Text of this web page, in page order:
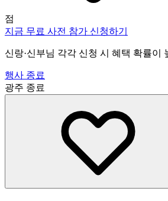
점
지금 무료 사전 참가 신청하기
신랑·신부님 각각 신청 시 혜택 확률이
행사 종료
광주 종료